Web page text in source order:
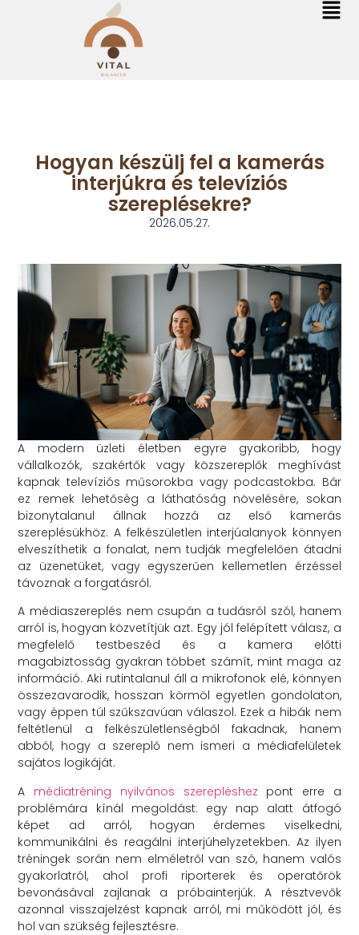
Hogyan készülj fel a kamerás
interjúkra és televíziós
szereplésekre?
2026.05.27.
A modern üzleti életben egyre gyakoribb, hogy
vállalkozók, szakértők vagy közszereplők meghívást
kapnak televíziós műsorokba vagy podcastokba. Bár
ez remek lehetőség a láthatóság növelésére, sokan
bizonytalanul állnak hozzá az első kamerás
szereplésükhöz. A felkészületlen interjúalanyok könnyen
elveszíthetik a fonalat, nem tudják megfelelően átadni
az üzenetüket, vagy egyszerűen kellemetlen érzéssel
távoznak a forgatásról.
A médiaszereplés nem csupán a tudásról szól, hanem
arról is, hogyan közvetítjük azt. Egy jól felépített válasz, a
megfelelő testbeszéd és a kamera előtti
magabiztosság gyakran többet számít, mint maga az
információ. Aki rutintalanul áll a mikrofonok elé, könnyen
összezavarodik, hosszan körmöl egyetlen gondolaton,
vagy éppen túl szűkszavúan válaszol. Ezek a hibák nem
feltétlenül a felkészületlenségből fakadnak, hanem
abból, hogy a szereplő nem ismeri a médiafelületek
sajátos logikáját.
A médiatréning nyilvános szerepléshez pont erre a
problémára kínál megoldást: egy nap alatt átfogó
képet ad arról, hogyan érdemes viselkedni,
kommunikálni és reagálni interjúhelyzetekben. Az ilyen
tréningek során nem elméletről van szó, hanem valós
gyakorlatról, ahol profi riporterek és operatőrök
bevonásával zajlanak a próbainterjúk. A résztvevők
azonnal visszajelzést kapnak arról, mi működött jól, és
hol van szükség fejlesztésre.